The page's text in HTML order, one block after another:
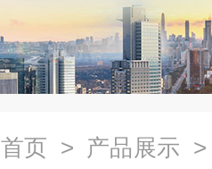
首页 > 产品展示